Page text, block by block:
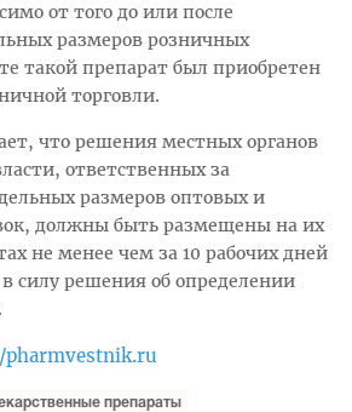
от того до или после
размеров розничных
такой препарат был приобретен
торговли.
что решения местных органов
ответственных за
размеров оптовых и
должны быть размещены на их
не менее чем за 10 рабочих дней
силу решения об определении
препараты